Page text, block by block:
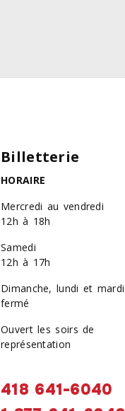
Billetterie
HORAIRE
Mercredi au vendredi
12h à 18h
Samedi
12h à 17h
Dimanche, lundi et mardi
fermé
Ouvert les soirs de
représentation
418 641-6040